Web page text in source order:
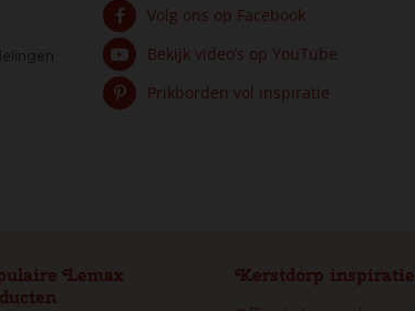
Volg ons op Facebook
Bekijk video’s op YouTube
Prikborden vol inspiratie
Lemax
Kerstdorp inspiratie